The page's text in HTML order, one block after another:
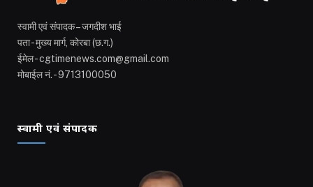
स्वामी एवं संपादक – जगदीश भाई
पता - मुख्य मार्ग, कोरबा (छ.ग.)
ईमेल - cgtimenews.com@gmail.com
मोबाईल नं. - 9713100050
स्वामी एवं संपादक